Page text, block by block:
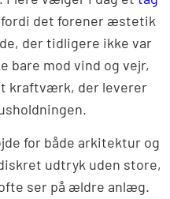
det forener æstetik
der tidligere ikke var
bare mod vind og vejr,
kraftværk, der leverer
for både arkitektur og
udtryk uden store,
ser på ældre anlæg.